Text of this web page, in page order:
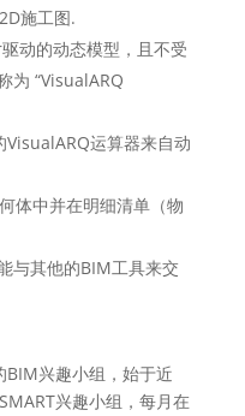
施工图.
动的动态模型，且不受
为 “VisualARQ
运算器来自动
体中并在明细清单（物
与其他的BIM工具来交
BIM兴趣小组，始于近
兴趣小组，每月在